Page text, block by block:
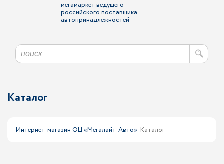
мегамаркет ведущего
российского поставщика
автопринадлежностей
Каталог
Интернет-магазин ОЦ «Мегалайт-Авто» Каталог